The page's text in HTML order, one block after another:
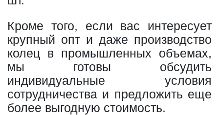
Кроме того, если вас интересует
крупный опт и даже производство
колец в промышленных объемах,
мы готовы обсудить
индивидуальные условия
сотрудничества и предложить еще
более выгодную стоимость.